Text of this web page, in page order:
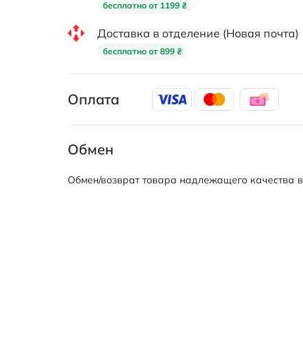
бесплатно от 1199 ₴
Доставка в отделение (Новая почта)
бесплатно от 899 ₴
Оплата
Обмен
Обмен/возврат товара надлежащего качества